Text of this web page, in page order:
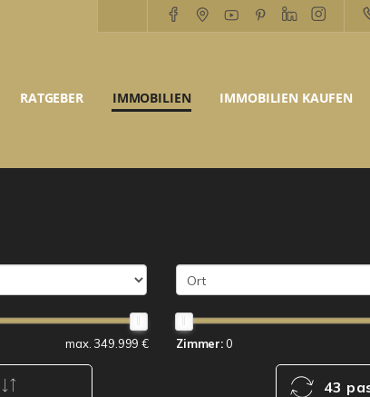
RATGEBER IMMOBILIEN IMMOBILIEN KAUFEN
max. 349.999 € Zimmer: 0
43